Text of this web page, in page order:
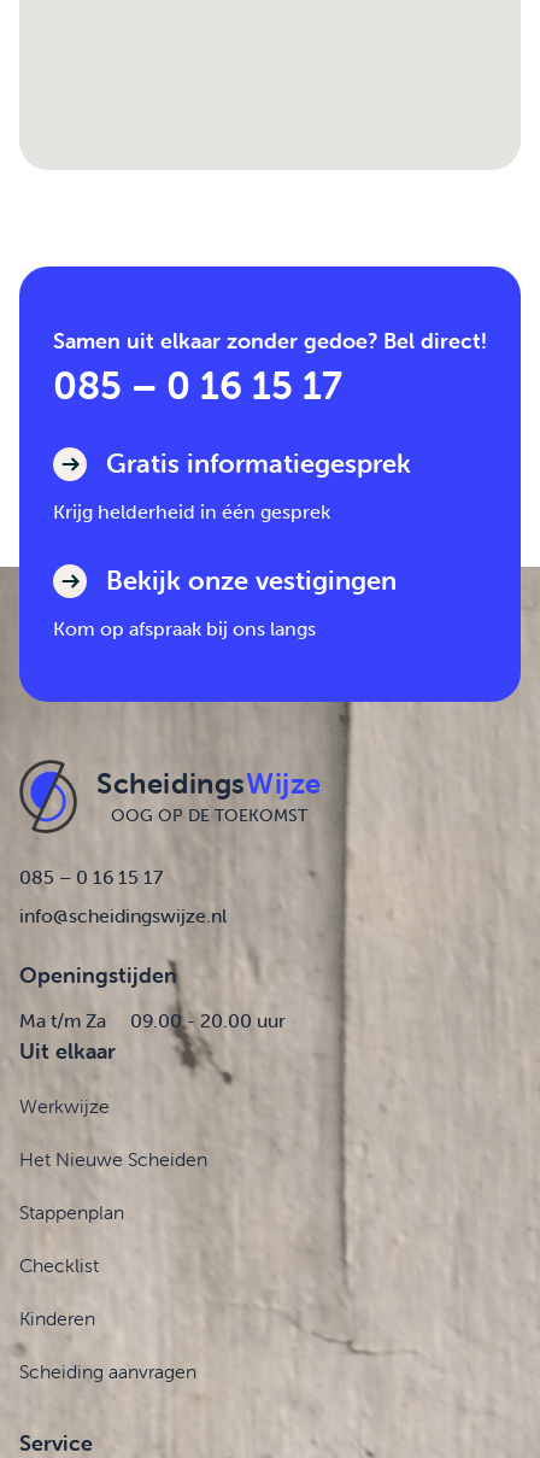
Samen uit elkaar zonder gedoe? Bel direct!
085 – 0 16 15 17
Gratis informatiegesprek
Krijg helderheid in één gesprek
Bekijk onze vestigingen
Kom op afspraak bij ons langs
ScheidingsWijze
OOG OP DE TOEKOMST
085 – 0 16 15 17
info@scheidingswijze.nl
Openingstijden
Ma t/m Za 09.00 - 20.00 uur
Uit elkaar
Werkwijze
Het Nieuwe Scheiden
Stappenplan
Checklist
Kinderen
Scheiding aanvragen
Service